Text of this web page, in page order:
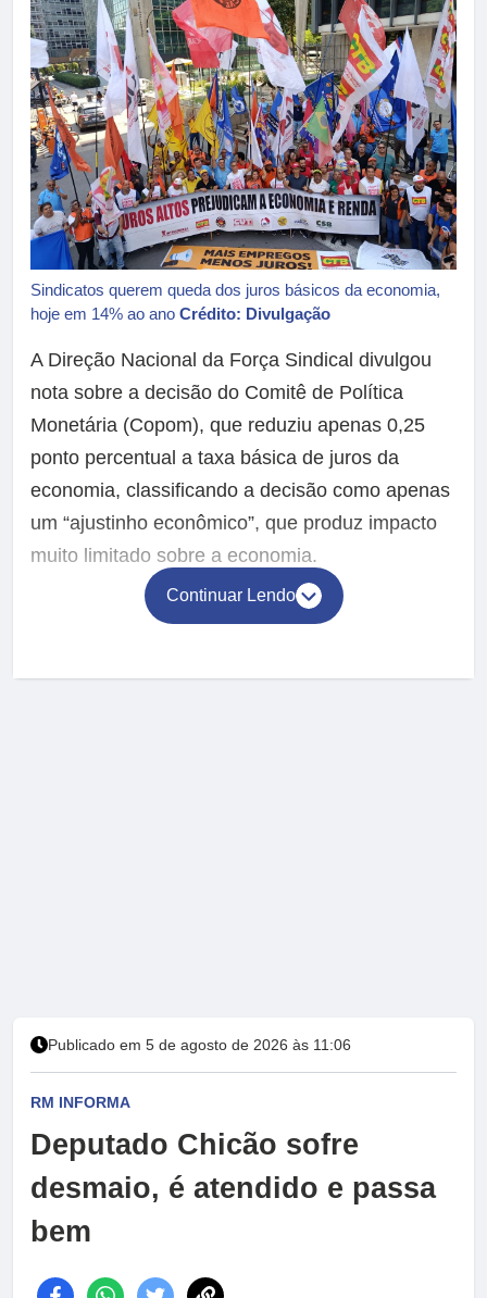
Sindicatos querem queda dos juros básicos da economia,
hoje em 14% ao ano Crédito: Divulgação
A Direção Nacional da Força Sindical divulgou
nota sobre a decisão do Comitê de Política
Monetária (Copom), que reduziu apenas 0,25
ponto percentual a taxa básica de juros da
economia, classificando a decisão como apenas
um “ajustinho econômico”, que produz impacto
muito limitado sobre a economia.
Continuar Lendo
Publicado em 5 de agosto de 2026 às 11:06
RM INFORMA
Deputado Chicão sofre
desmaio, é atendido e passa
bem